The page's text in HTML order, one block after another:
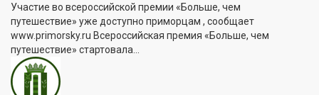
Участие во всероссийской премии «Больше, чем
путешествие» уже доступно приморцам , сообщает
www.primorsky.ru Всероссийская премия «Больше, чем
путешествие» стартовала...